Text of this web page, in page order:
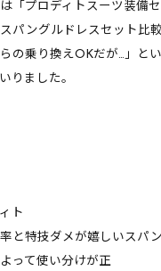
「プロディトスーツ装備
パングルドレスセット比
の乗り換えOKだが…」と
りました。
ト
と特技ダメが嬉しいスパ
って使い分けが正